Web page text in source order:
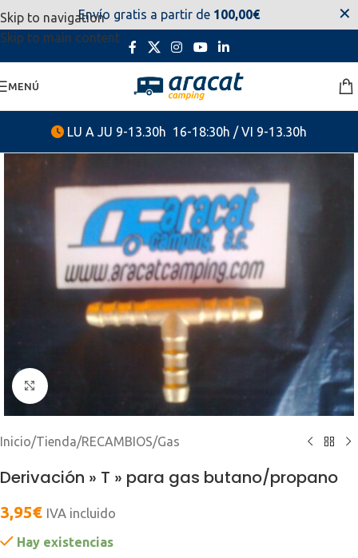
Skip to navigation
Skip to main content
estaremos disponibles. Disculpen las molestias.
MENÚ
LU A JU 9-13.30h 16-18:30h / VI 9-13.30h
Envío gratis a partir de 100,00€ ✕
Clic para ampliar
Inicio/Tienda/RECAMBIOS/Gas
Derivación » T » para gas butano/propano
3,95€ IVA incluido
Hay existencias